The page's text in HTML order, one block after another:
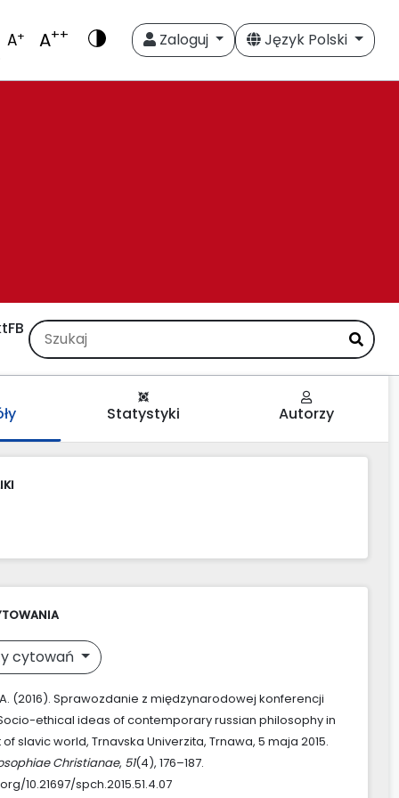
A+ A++ Zaloguj Język Polski
FB
Statystyki Autorzy
cytowań
(2016). Sprawozdanie z międzynarodowej konferencji
ethical ideas of contemporary russian philosophy in
slavic world, Trnavska Univerzita, Trnawa, 5 maja 2015.
Christianae, 51(4), 176–187.
10.21697/spch.2015.51.4.07